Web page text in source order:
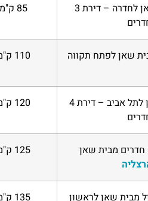
הובלה מבית שאן לחדרה – דירת 3
85 ק"מ
שאן לפתח תקווה 110 ק"מ
הובלה מבית שאן לתל אביב – דירת 4
120 ק"מ
125 ק"מ
מבית שאן לראשון
135 ק"מ